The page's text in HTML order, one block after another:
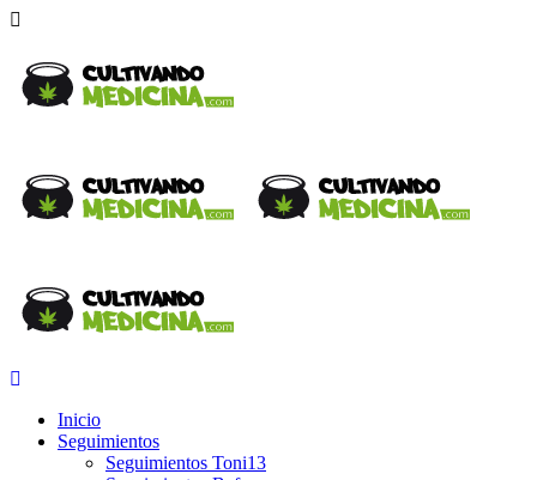
Inicio
Seguimientos
Seguimientos Toni13